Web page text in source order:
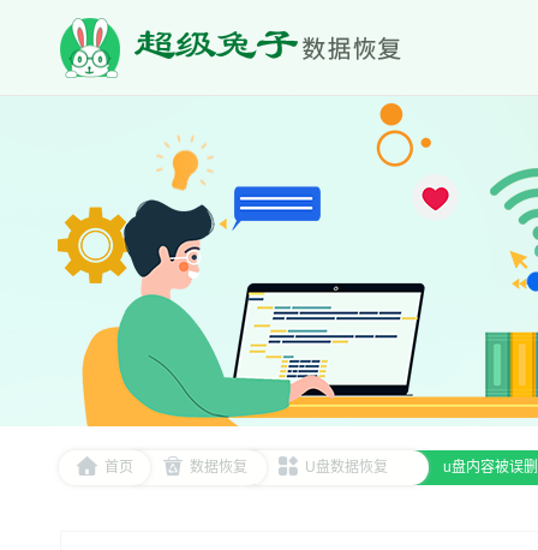
首页 数据恢复 U盘数据恢复 u盘内容被误